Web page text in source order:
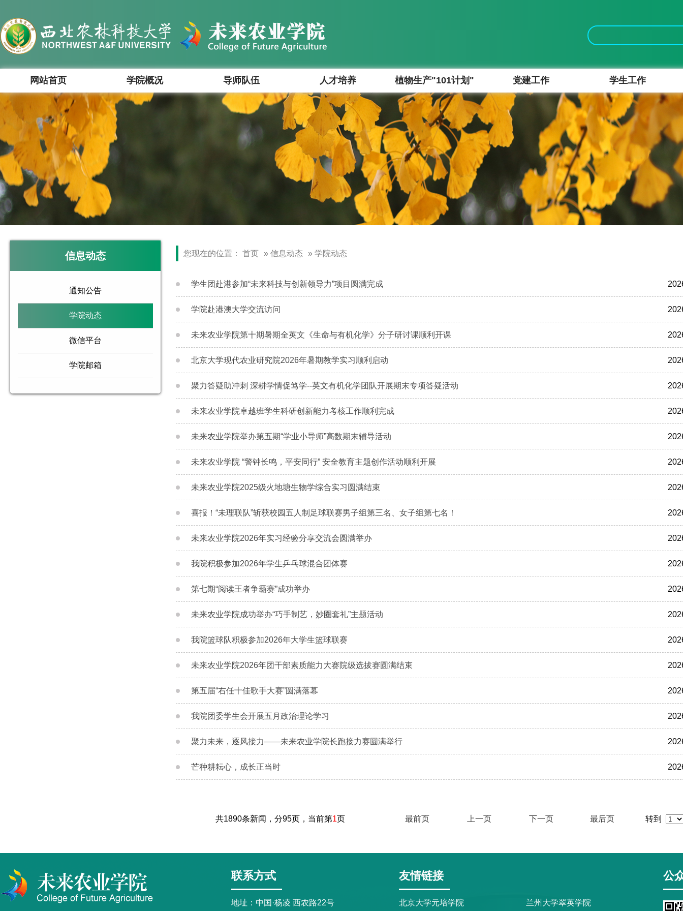
网站首页 学院概况 导师队伍 人才培养 植物生产"101计划" 党建工作 学生工作
信息动态
通知公告
学院动态
微信平台
学院邮箱
您现在的位置： 首页 » 信息动态 » 学院动态
学生团赴港参加“未来科技与创新领导力”项目圆满完成
学院赴港澳大学交流访问
未来农业学院第十期暑期全英文《生命与有机化学》分子研讨课顺利开课
北京大学现代农业研究院2026年暑期教学实习顺利启动
聚力答疑助冲刺 深耕学情促笃学--英文有机化学团队开展期末专项答疑活动
未来农业学院卓越班学生科研创新能力考核工作顺利完成
未来农业学院举办第五期“学业小导师”高数期末辅导活动
未来农业学院 “警钟长鸣，平安同行” 安全教育主题创作活动顺利开展
未来农业学院2025级火地塘生物学综合实习圆满结束
喜报！“未理联队”斩获校园五人制足球联赛男子组第三名、女子组第七名！
未来农业学院2026年实习经验分享交流会圆满举办
我院积极参加2026年学生乒乓球混合团体赛
第七期“阅读王者争霸赛”成功举办
未来农业学院成功举办“巧手制艺，妙圈套礼”主题活动
我院篮球队积极参加2026年大学生篮球联赛
未来农业学院2026年团干部素质能力大赛院级选拔赛圆满结束
第五届“右任十佳歌手大赛”圆满落幕
我院团委学生会开展五月政治理论学习
聚力未来，逐风接力——未来农业学院长跑接力赛圆满举行
芒种耕耘心，成长正当时
共1890条新闻，分95页，当前第1页 最前页 上一页 下一页 最后页 转到
联系方式
地址：中国·杨凌 西农路22号
友情链接
北京大学元培学院 兰州大学翠英学院
公